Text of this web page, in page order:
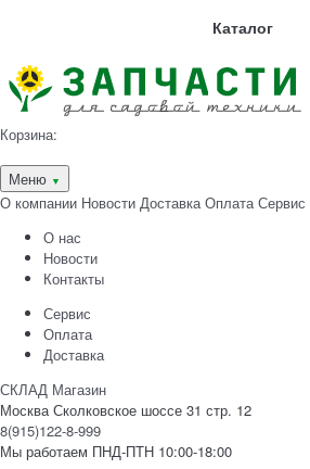
Каталог
Корзина:
Меню ▼
О компании Новости Доставка Оплата Сервис
О нас
Новости
Контакты
Сервис
Оплата
Доставка
СКЛАД Магазин
Москва Сколковское шоссе 31 стр. 12
8(915)122-8-999
Мы работаем ПНД-ПТН 10:00-18:00